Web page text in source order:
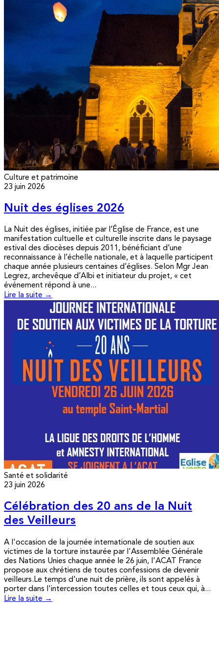
Culture et patrimoine
23 juin 2026
Nuit des églises 2026
La Nuit des églises, initiée par l’Église de France, est une
manifestation cultuelle et culturelle inscrite dans le paysage
estival des diocèses depuis 2011, bénéficiant d’une
reconnaissance à l’échelle nationale, et à laquelle participent
chaque année plusieurs centaines d’églises. Selon Mgr Jean
Legrez, archevêque d’Albi et initiateur du projet, « cet
événement répond à une...
Lire la suite →
Santé et solidarité
23 juin 2026
Célébration des 20 ans de la Nuit
des Veilleurs
A l'occasion de la journée internationale de soutien aux
victimes de la torture instaurée par l'Assemblée Générale
des Nations Unies chaque année le 26 juin, l'ACAT France
propose aux chrétiens de toutes confessions de devenir
veilleurs.Le temps d'une nuit de prière, ils sont appelés à
porter dans l'intercession toutes celles et tous ceux qui, à...
Lire la suite →